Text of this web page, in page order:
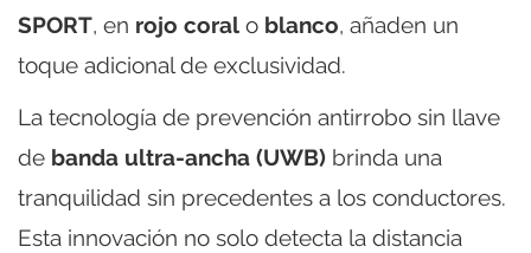
SPORT, en rojo coral o blanco, añaden un
toque adicional de exclusividad.
La tecnología de prevención antirrobo sin llave
de banda ultra-ancha (UWB) brinda una
tranquilidad sin precedentes a los conductores.
Esta innovación no solo detecta la distancia